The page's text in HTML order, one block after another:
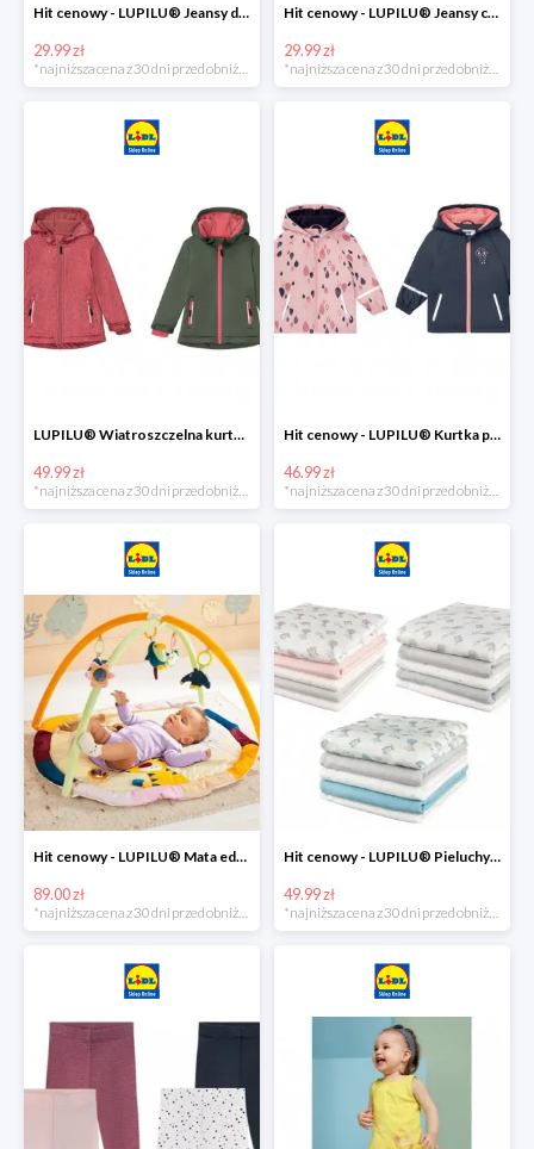
Hit cenowy - LUPILU® Jeansy dziewczęce slim fit
29.99 zł
Hit cenowy - LUPILU® Jeansy chłopięce slim fit
29.99 zł
LUPILU® Wiatroszczelna kurtka dziecięca softshell, 1 sztuka
49.99 zł
Hit cenowy - LUPILU® Kurtka przeciwdeszczowa dziewczęca, 1 sztuka
46.99 zł
Hit cenowy - LUPILU® Mata edukacyjna dla niemowląt, 1 sztuka
89.00 zł
*najniższa cena z 30 dni przed obniżką
Hit cenowy - LUPILU® Pieluchy tetrowe 80x80 cm, z biobawełny, 5 sztuk
49.99 zł
*najniższa cena z 30 dni przed obniżką